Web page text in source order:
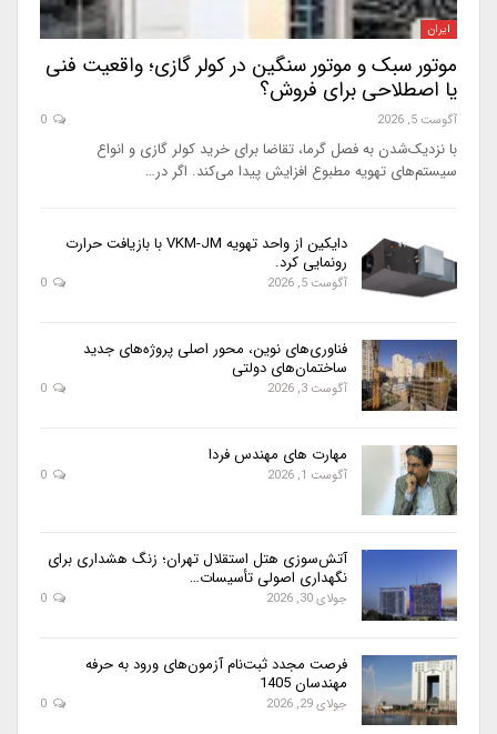
ایران
موتور سبک و موتور سنگین در کولر گازی؛ واقعیت فنی
یا اصطلاحی برای فروش؟
آگوست 5, 2026
با نزدیک‌شدن به فصل گرما، تقاضا برای خرید کولر گازی و انواع
سیستم‌های تهویه مطبوع افزایش پیدا می‌کند. اگر در…
دایکین از واحد تهویه VKM-JM با بازیافت حرارت
رونمایی کرد.
آگوست 5, 2026
فناوری‌های نوین، محور اصلی پروژه‌های جدید
ساختمان‌های دولتی
آگوست 3, 2026
مهارت های مهندس فردا
آگوست 1, 2026
آتش‌سوزی هتل استقلال تهران؛ زنگ هشداری برای
نگهداری اصولی تأسیسات…
جولای 30, 2026
فرصت مجدد ثبت‌نام آزمون‌های ورود به حرفه
مهندسان 1405
جولای 29, 2026